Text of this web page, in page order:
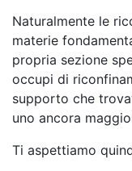
Naturalmente le
materie
propria sezione
occupi di
supporto che
uno ancora
Ti aspettiamo